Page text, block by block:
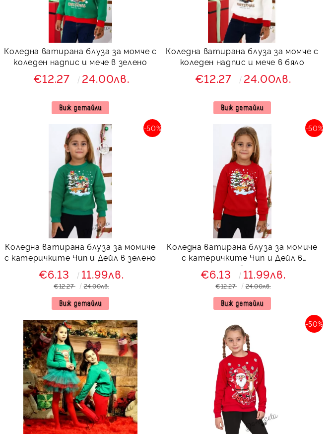
Коледна ватирана блуза за момче с
коледен надпис и мече в зелено
€12.27 24.00лв.
Виж детайли
Коледна ватирана блуза за момче с
коледен надпис и мече в бяло
€12.27 24.00лв.
Виж детайли
Коледна ватирана блуза за момиче
с катеричките Чип и Дейл в зелено
-50%
€6.13 11.99лв.
€12.27 24.00лв.
Виж детайли
Коледна ватирана блуза за момиче
с катеричките Чип и Дейл в
червено
-50%
€6.13 11.99лв.
€12.27 24.00лв.
Виж детайли
-50%